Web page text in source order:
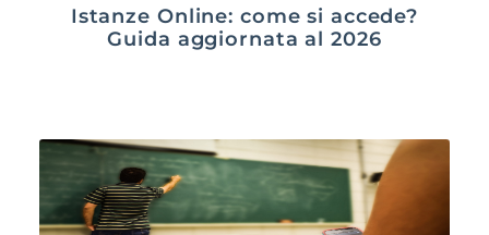
Istanze Online: come si accede?
Guida aggiornata al 2026